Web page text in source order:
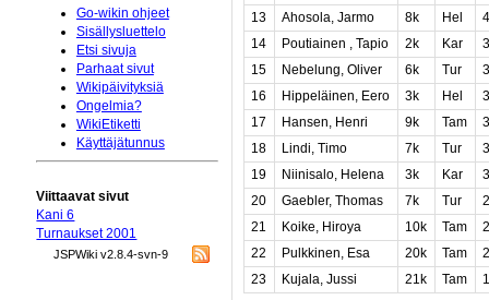
13
Ahosola, Jarmo 8k Hel
4
14
Poutiainen , Tapio 2k Kar
15
Nebelung, Oliver 6k Tur
16
Hippeläinen, Eero 3k Hel
3
17
Hansen, Henri 9k Tam
3
18
Lindi, Timo 7k Tur
3
19
Niinisalo, Helena 3k Kar
3
20
Gaebler, Thomas 7k Tur
21
Koike, Hiroya 10k Tam
2
22
Pulkkinen, Esa 20k Tam
2
23
Kujala, Jussi 21k Tam
1
Go-wikin ohjeet
Sisällysluettelo
Etsi sivuja
Parhaat sivut
Wikipäivityksiä
Ongelmia?
WikiEtiketti
Käyttäjätunnus
Viittaavat sivut
Kani 6
Turnaukset 2001
JSPWiki v2.8.4-svn-9